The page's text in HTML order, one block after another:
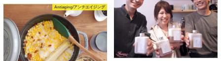
Antiaging/アンチエイジング